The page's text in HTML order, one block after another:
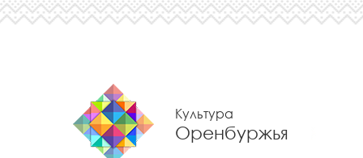
Культура
Оренбуржья